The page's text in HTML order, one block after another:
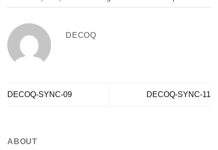
DECOQ
DECOQ-SYNC-09 DECOQ-SYNC-11
ABOUT